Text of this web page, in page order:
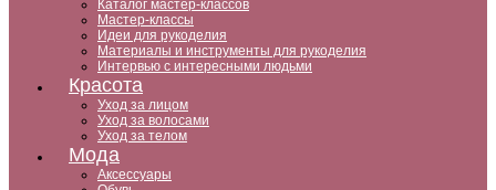
Каталог мастер-классов
Мастер-классы
Идеи для рукоделия
Материалы и инструменты для рукоделия
Интервью с интересными людьми
Красота
Уход за лицом
Уход за волосами
Уход за телом
Мода
Аксессуары